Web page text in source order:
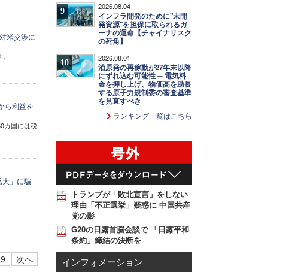
米交渉に
ら利益を
カ国には税
大」に騙
9 次へ
9 2026.08.04
インフラ開発のために"未開
発資源"を担保に取られるガ
ーナの運命【チャイナリスク
の死角】
10 2026.08.01
泊原発の再稼動が27年末以降
にずれ込む可能性 ─ 電気料
金を押し上げ、物価高を助長
する原子力規制委の審査基準
を見直すべき
ランキング一覧はこちら
トランプが「敗北宣言」をしない
理由「不正選挙」疑惑に 中国共産
党の影
G20の日露首脳会談で 「日露平和
条約」締結の決断を
インフォメーション